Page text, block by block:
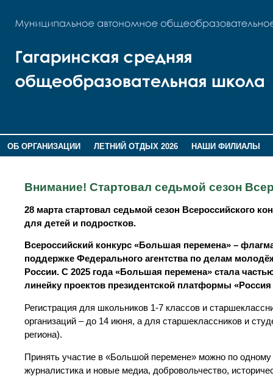
ОБ ОРГАНИЗАЦИИ ЛЕТНИЙ ОТДЫХ 2026
НАШИ ФИЛИАЛЫ
Внимание! Стартовал седьмой сезон
28 марта стартовал седьмой сезон Всероссийского
для детей и подростков.
Всероссийский конкурс «Большая перемена» –
поддержке Федерального агентства по делам
России. С 2025 года «Большая перемена» стала
линейку проектов президентской платформы «Россия
Регистрация для школьников 1-7 классов и
организаций – до 14 июня, а для старшеклассников и
региона).
Принять участие в «Большой перемене» можно по одному
журналистика и новые медиа, добровольчество,